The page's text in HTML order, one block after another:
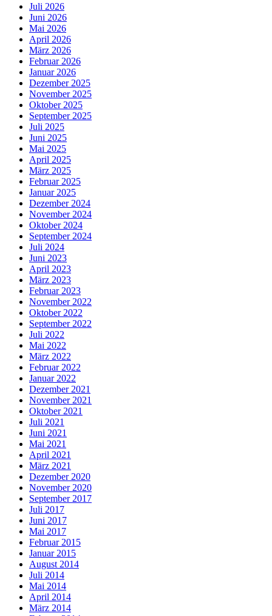
Juli 2026
Juni 2026
Mai 2026
April 2026
März 2026
Februar 2026
Januar 2026
Dezember 2025
November 2025
Oktober 2025
September 2025
Juli 2025
Juni 2025
Mai 2025
April 2025
März 2025
Februar 2025
Januar 2025
Dezember 2024
November 2024
Oktober 2024
September 2024
Juli 2024
Juni 2023
April 2023
März 2023
Februar 2023
November 2022
Oktober 2022
September 2022
Juli 2022
Mai 2022
März 2022
Februar 2022
Januar 2022
Dezember 2021
November 2021
Oktober 2021
Juli 2021
Juni 2021
Mai 2021
April 2021
März 2021
Dezember 2020
November 2020
September 2017
Juli 2017
Juni 2017
Mai 2017
Februar 2015
Januar 2015
August 2014
Juli 2014
Mai 2014
April 2014
März 2014